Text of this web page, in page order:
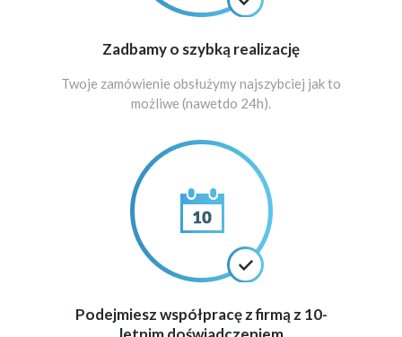
Zadbamy o szybką realizację
Twoje zamówienie obsłużymy najszybciej jak to
możliwe (nawetdo 24h).
Podejmiesz współpracę z firmą z 10-